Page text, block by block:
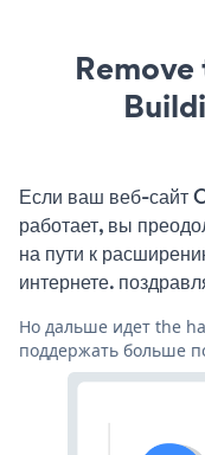
Если ваш веб-сайт
работает, вы
на пути к
интернете.
Но дальше идет the
поддержать больше